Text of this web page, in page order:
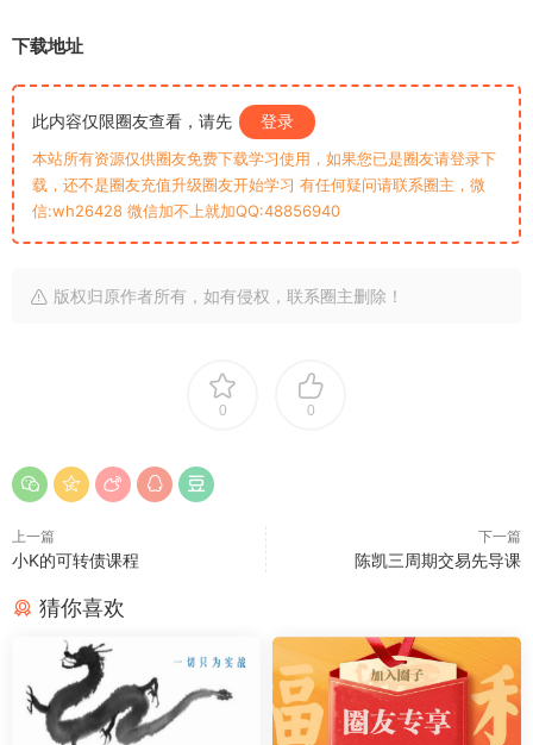
下载地址
此内容仅限圈友查看，请先 登录
本站所有资源仅供圈友免费下载学习使用，如果您已是圈友请登录下
载，还不是圈友充值升级圈友开始学习 有任何疑问请联系圈主，微
信:wh26428 微信加不上就加QQ:48856940
版权归原作者所有，如有侵权，联系圈主删除！
0 0
上一篇
小K的可转债课程
下一篇
陈凯三周期交易先导课
猜你喜欢